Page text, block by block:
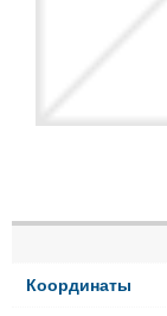
Координаты